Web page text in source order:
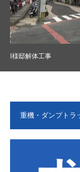
I様邸解体工事
重機・ダンプトラ